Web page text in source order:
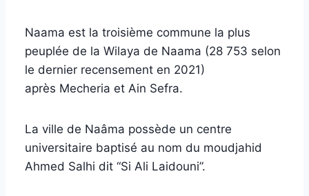
Naama est la troisième commune la plus
peuplée de la Wilaya de Naama (28 753 selon
le dernier recensement en 2021)
après Mecheria et Ain Sefra.
La ville de Naâma possède un centre
universitaire baptisé au nom du moudjahid
Ahmed Salhi dit “Si Ali Laidouni”.